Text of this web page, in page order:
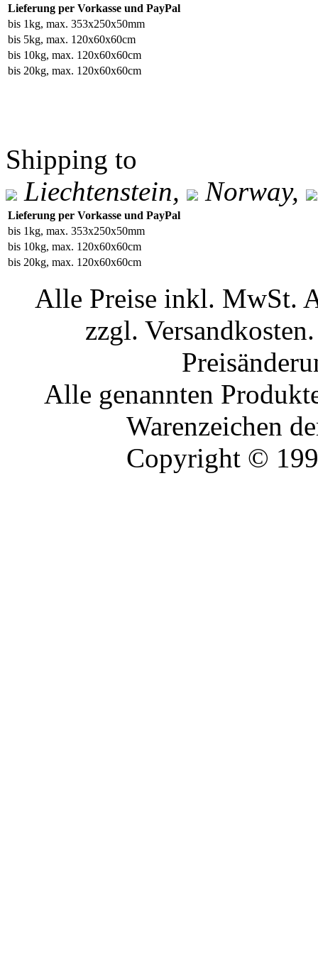
Lieferung per Vorkasse und PayPal
bis 1kg, max. 353x250x50mm
bis 5kg, max. 120x60x60cm
bis 10kg, max. 120x60x60cm
bis 20kg, max. 120x60x60cm
Shipping to
Liechtenstein,
Norway,
Lieferung per Vorkasse und PayPal
bis 1kg, max. 353x250x50mm
bis 10kg, max. 120x60x60cm
bis 20kg, max. 120x60x60cm
Alle Preise inkl. MwSt.
zzgl.
Alle genannten
Warenzeichen
Copyright ©